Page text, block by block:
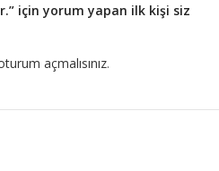
için yorum yapan ilk kişi siz
açmalısınız.